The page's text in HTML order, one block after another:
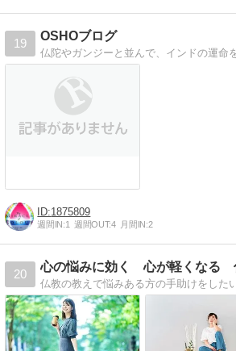
19
OSHOブログ
1875809
週間IN:1 週間OUT:4 月間IN:2
20
心の悩みに効く 心が軽くなる